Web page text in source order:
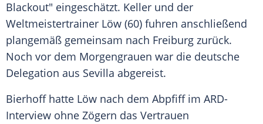
Blackout" eingeschätzt. Keller und der
Weltmeistertrainer Löw (60) fuhren anschließend
plangemäß gemeinsam nach Freiburg zurück.
Noch vor dem Morgengrauen war die deutsche
Delegation aus Sevilla abgereist.
Bierhoffhatte Löw nach dem Abpfiff im ARD-
Interview ohne Zögern das Vertrauen